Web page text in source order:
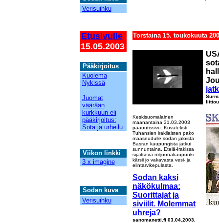
Verisuihku
Etusivulle
15.05.2003
Pääkirjoitus
Kuolema
Nykissä
Juomat
väärään
kurkkuun eli
pääkirjoitus:
Sota ja urheilu.
Viikon linkki
3 x imagine
Sodan kuva
Verisuihku
Torstaina 15. toukokuuta
Keskisuomalainen
maanantaina 31.03.2003
pääuutissivu. Kuvateksti:
Tuhansien irakilaisten pako
maaseudulle sodan jaloista
Basran kaupungista jatkui
sunnuntaina. Etelä-Irakissa
sijaitseva miljoonakaupunki
kärsii jo vakavasta vesi- ja
elintarvikepulasta.
Sodan kaksi
näkökulmaa:
Suorittajat ja
siviilit. Molemmat
uhreja?
sanomanetti.fi 03.04.2003.